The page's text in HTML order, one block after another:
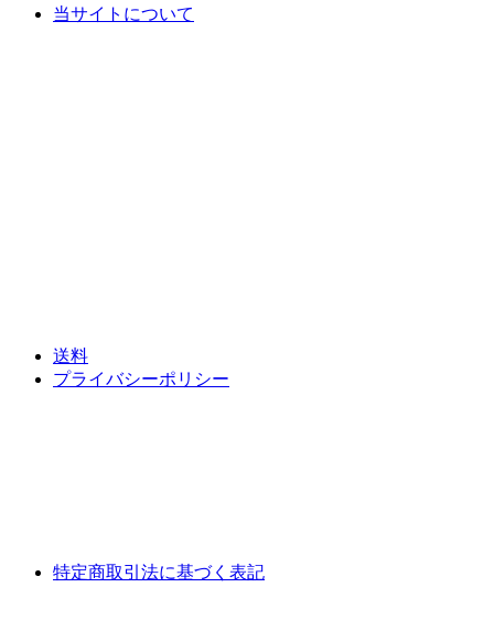
当サイトについて
送料
プライバシーポリシー
特定商取引法に基づく表記